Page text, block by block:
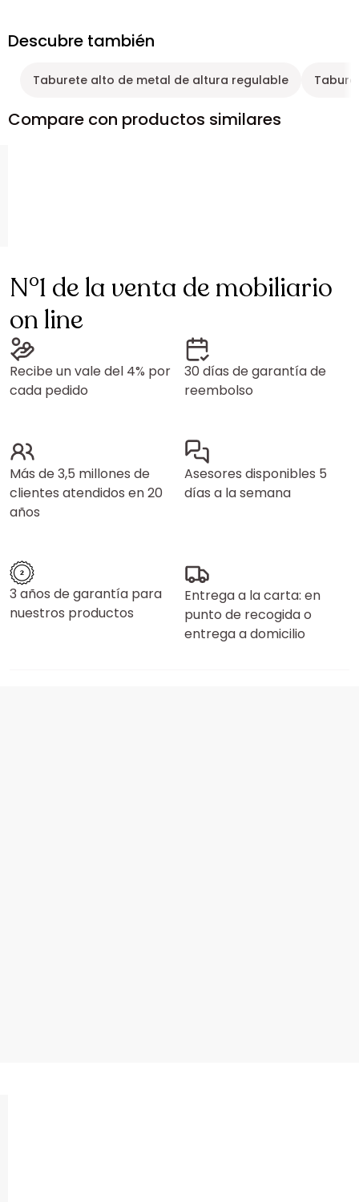
Descubre también
Taburete alto de metal de altura regulable
Compare con productos similares
N°1 de la venta de mobiliario
on line
Recibe un vale del 4% por
cada pedido
30 días de garantía de
reembolso
Más de 3,5 millones de
clientes atendidos en 20
años
Asesores disponibles 5
días a la semana
3 años de garantía para
nuestros productos
Entrega a la carta: en
punto de recogida o
entrega a domicilio